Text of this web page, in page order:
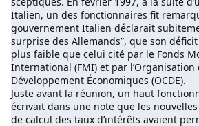
Italien, un des fonctionnaires fit
gouvernement Italien déclarait
surprise des Allemands”, que son
plus faible que celui cité par le Fonds
International (FMI) et par
Développement Économiques (OCDE).
Juste avant la réunion, un haut
écrivait dans une note que les
de calcul des taux d’intérêts avaient